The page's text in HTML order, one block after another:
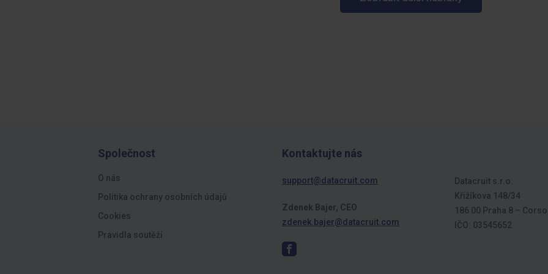
Společnost
O nás
Politika ochrany osobních údajů
Cookies
Pravidla soutěží
Kontaktujte nás
support@datacruit.com
Zdenek Bajer, CEO
zdenek.bajer@datacruit.com
Datacruit s.r.o.
Křižíkova 148/34
186 00 Praha 8 –
IČO: 03545652